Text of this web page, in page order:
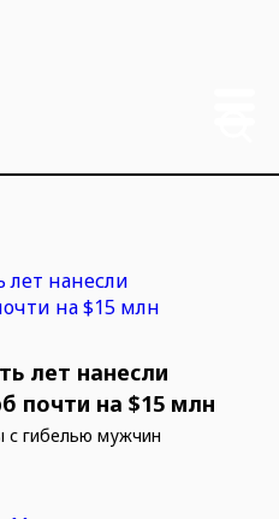
лет нанесли
почти на $15 млн
с гибелью мужчин